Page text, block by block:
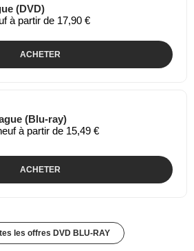
(DVD)
à partir de 17,90 €
ACHETER
(Blu-ray)
à partir de 15,49 €
ACHETER
les offres DVD BLU-RAY